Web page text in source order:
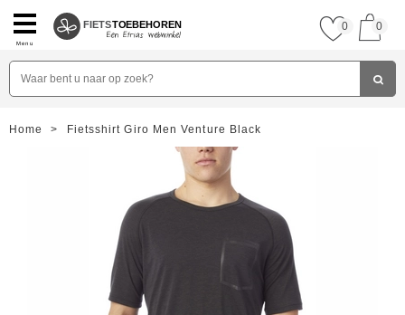
Menu
FIETSTOEBEHOREN 0 0
Home > Fietsshirt Giro Men Venture Black